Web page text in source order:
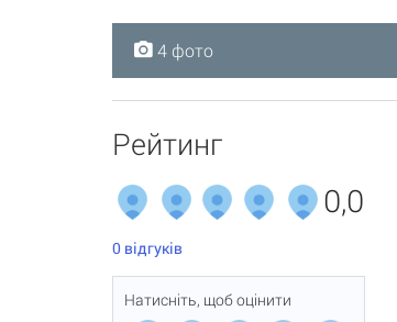
4 фото
4 фото
4 фото
4 фото
Рейтинг
0,0
0 відгуків
Натисніть, щоб оцінити